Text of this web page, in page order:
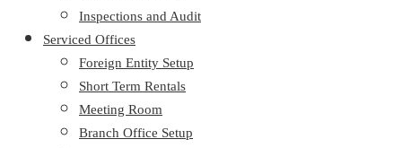
Inspections and Audit
Serviced Offices
Foreign Entity Setup
Short Term Rentals
Meeting Room
Branch Office Setup